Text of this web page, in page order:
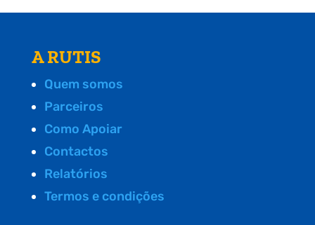
A RUTIS
Quem somos
Parceiros
Como Apoiar
Contactos
Relatórios
Termos e condições